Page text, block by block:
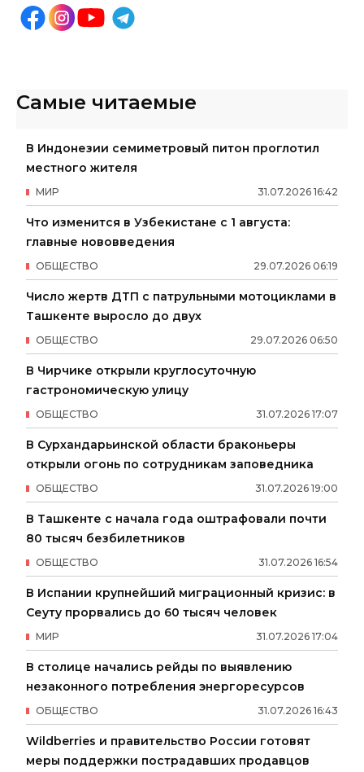
Самые читаемые
В Индонезии семиметровый питон проглотил
местного жителя
31.07.2026 16:42
МИР
Что изменится в Узбекистане с 1 августа:
главные нововведения
29.07.2026 06:19
ОБЩЕСТВО
Число жертв ДТП с патрульными мотоциклами в
Ташкенте выросло до двух
29.07.2026 06:50
ОБЩЕСТВО
В Чирчике открыли круглосуточную
гастрономическую улицу
31.07.2026 17:07
ОБЩЕСТВО
В Сурхандарьинской области браконьеры
открыли огонь по сотрудникам заповедника
31.07.2026 19:00
ОБЩЕСТВО
В Ташкенте с начала года оштрафовали почти
80 тысяч безбилетников
31.07.2026 16:54
ОБЩЕСТВО
В Испании крупнейший миграционный кризис: в
Сеуту прорвались до 60 тысяч человек
31.07.2026 17:04
МИР
В столице начались рейды по выявлению
незаконного потребления энергоресурсов
31.07.2026 16:43
ОБЩЕСТВО
Wildberries и правительство России готовят
меры поддержки пострадавших продавцов